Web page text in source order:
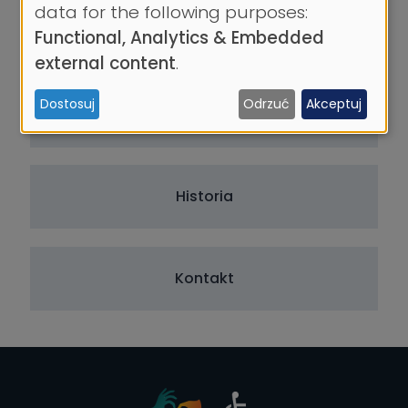
Struktura
Historia
Kontakt
of
personal
data
and
cookies
data for the following purposes:
Functional, Analytics & Embedded
external content.
Dostosuj Odrzuć Akceptuj